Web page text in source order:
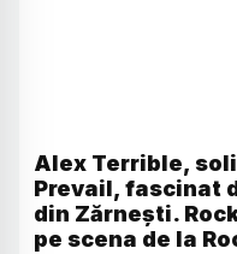
Alex Terrible,
Prevail, fascinat
din Zărnești.
pe scena de la